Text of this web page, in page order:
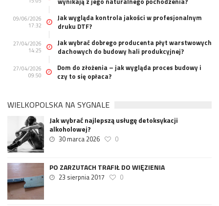
09/06/2026
17:32
Jak wygląda kontrola jakości w profesjonalnym
druku DTF?
27/04/2026
14:25
Jak wybrać dobrego producenta płyt warstwowych
dachowych do budowy hali produkcyjnej?
27/04/2026
09:50
Dom do złożenia – jak wygląda proces budowy i
czy to się opłaca?
WIELKOPOLSKA NA SYGNALE
Jak wybrać najlepszą usługę detoksykacji
alkoholowej?
30 marca 2026 0
PO ZARZUTACH TRAFIŁ DO WIĘZIENIA
23 sierpnia 2017 0